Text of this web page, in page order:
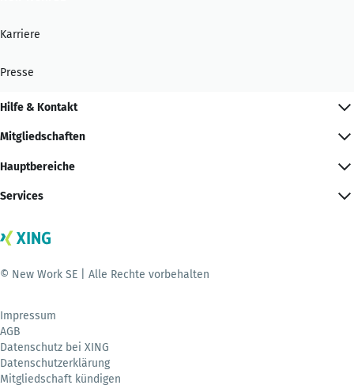
Karriere
Presse
Hilfe & Kontakt
Mitgliedschaften
Hauptbereiche
Services
© New Work SE | Alle Rechte vorbehalten
Impressum
AGB
Datenschutz bei XING
Datenschutzerklärung
Mitgliedschaft kündigen